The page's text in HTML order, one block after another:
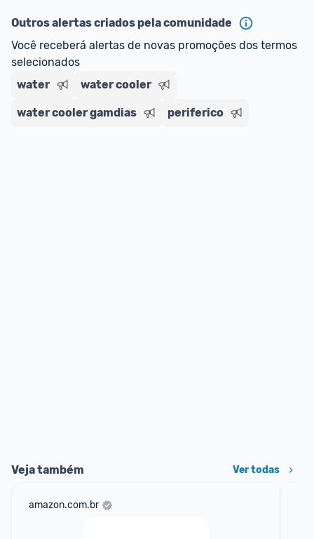
Outros alertas criados pela comunidade
Você receberá alertas de novas promoções dos termos
selecionados
water
water cooler
water cooler gamdias periferico
Veja também Ver todas
amazon.com.br